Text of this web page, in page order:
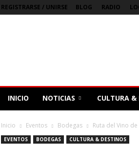
REGISTRARSE / UNIRSE BLOG RADIO
de
Argentina
INICIO NOTICIAS CULTURA &
Inicio Eventos Bodegas Ruta del Vino
EVENTOS BODEGAS CULTURA & DESTINOS